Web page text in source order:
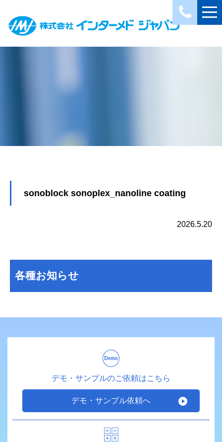
各種お知らせ
sonoblock sonoplex_nanoline coating
2026.5.20
デモ・サンプルのご依頼はこちら
デモ・サンプル依頼へ